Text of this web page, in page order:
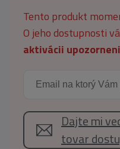
Tento produkt
O jeho dostupnosti
aktivácii
Dajte mi
tovar